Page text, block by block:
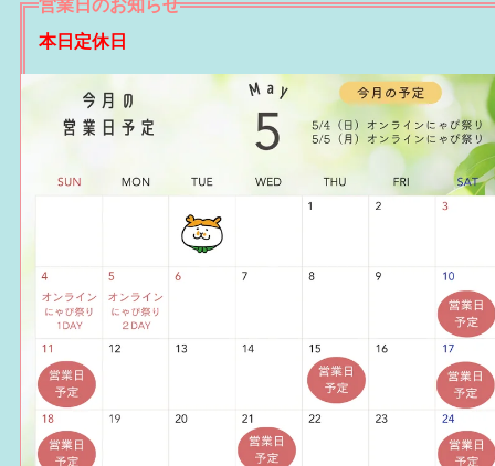
営業日のお知らせ
本日定休日